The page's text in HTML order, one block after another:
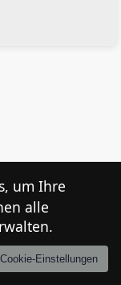
Tiroler
um Ihre
alle
Cookie-Einstellungen